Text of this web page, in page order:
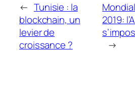
← Tunisie : la
blockchain, un
levier de
croissance ?
2019:
→